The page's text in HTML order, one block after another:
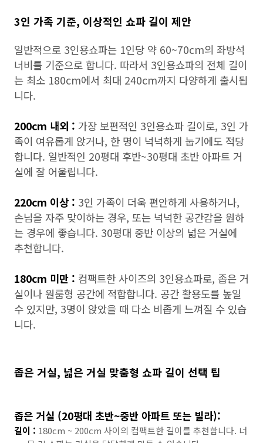
3인 가족 기준, 이상적인 쇼파 길이 제안
일반적으로 3인용쇼파는 1인당 약 60~70cm의 좌방석
너비를 기준으로 합니다. 따라서 3인용쇼파의 전체 길이
는 최소 180cm에서 최대 240cm까지 다양하게 출시됩
니다.
200cm 내외 : 가장 보편적인 3인용쇼파 길이로, 3인 가
족이 여유롭게 앉거나, 한 명이 넉넉하게 눕기에도 적당
합니다. 일반적인 20평대 후반~30평대 초반 아파트 거
실에 잘 어울립니다.
220cm 이상 : 3인 가족이 더욱 편안하게 사용하거나,
손님을 자주 맞이하는 경우, 또는 넉넉한 공간감을 원하
는 경우에 좋습니다. 30평대 중반 이상의 넓은 거실에
추천합니다.
180cm 미만 : 컴팩트한 사이즈의 3인용쇼파로, 좁은 거
실이나 원룸형 공간에 적합합니다. 공간 활용도를 높일
수 있지만, 3명이 앉았을 때 다소 비좁게 느껴질 수 있습
니다.
좁은 거실, 넓은 거실 맞춤형 쇼파 길이 선택 팁
좁은 거실 (20평대 초반~중반 아파트 또는 빌라):
길이 : 180cm ~ 200cm 사이의 컴팩트한 길이를 추천합니다. 너